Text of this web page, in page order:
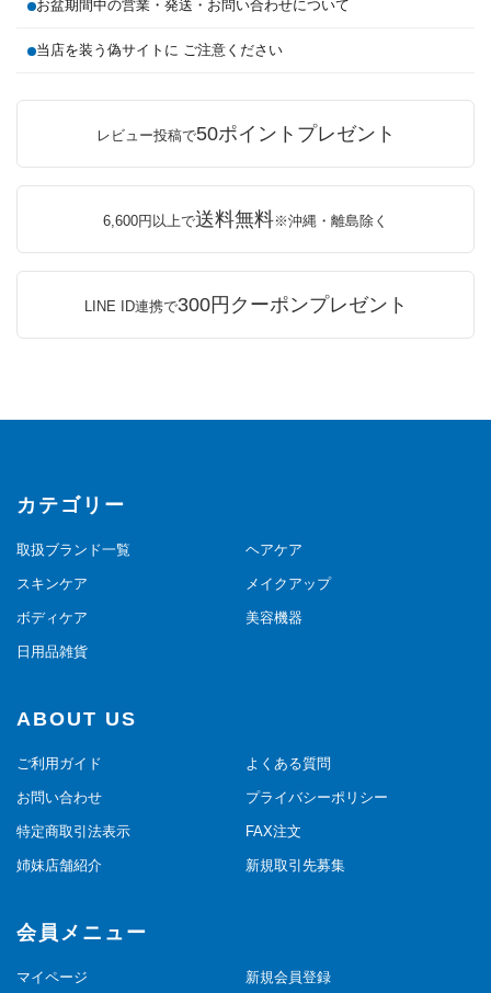
お盆期間中の営業・発送・お問い合わせについて
当店を装う偽サイトに ご注意ください
レビュー投稿で50ポイントプレゼント
6,600円以上で送料無料※沖縄・離島除く
LINE ID連携で300円クーポンプレゼント
カテゴリー
取扱ブランド一覧 ヘアケア
スキンケア メイクアップ
ボディケア 美容機器
日用品雑貨
ABOUT US
ご利用ガイド よくある質問
お問い合わせ プライバシーポリシー
特定商取引法表示 FAX注文
姉妹店舗紹介 新規取引先募集
会員メニュー
マイページ 新規会員登録